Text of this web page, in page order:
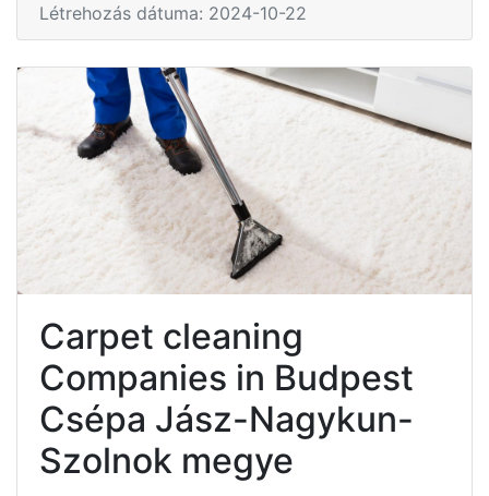
Létrehozás dátuma: 2024-10-22
Carpet cleaning
Companies in Budpest
Csépa Jász-Nagykun-
Szolnok megye